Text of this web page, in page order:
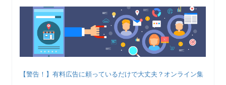
【警告！】有料広告に頼っているだけで大丈夫？オンライン集